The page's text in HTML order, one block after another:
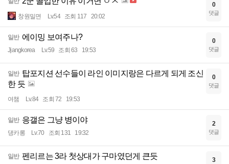
창원밀면 Lv.54 조회 117 20:02
0
댓글
일반 에이밍 보여주나?
Jjangkorea Lv.59 조회 63 19:53
0
댓글
일반 탑포지션 선수들이 라인 이미지랑은 다르게 되게 조신
한 듯
여챔 Lv.84 조회 72 19:53
0
댓글
일반 응갤은 그냥 병이야
댕카롱 Lv.70 조회 131 19:32
2
댓글
일반 펜리르는 3라 첫상대가 구마였던게 큰듯 3